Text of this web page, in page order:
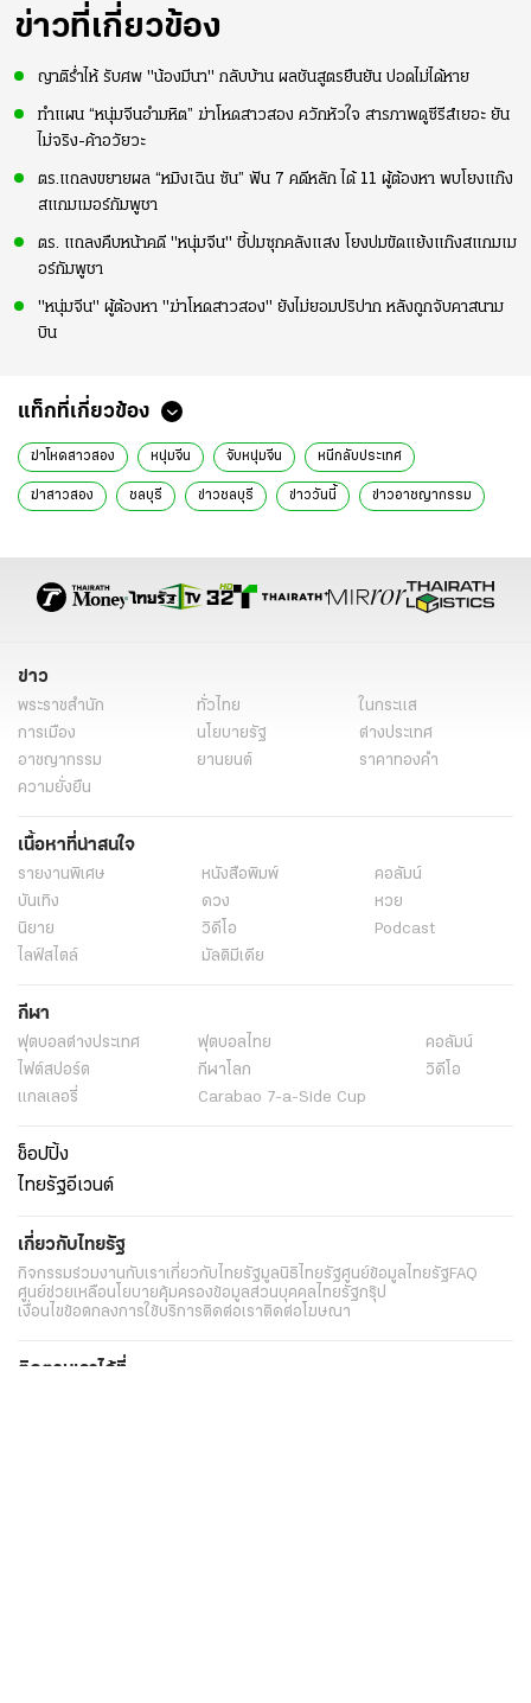
ข่าวที่เกี่ยวข้อง
ญาติร่ำไห้ รับศพ "น้องมีนา" กลับบ้าน ผลชันสูตรยืนยัน ปอดไม่ได้หาย
ทำแผน “หนุ่มจีนอำมหิต” ฆ่าโหดสาวสอง ควักหัวใจ สารภาพดูซีรีส์เยอะ ยัน
ไม่จริง-ค้าอวัยวะ
ตร.แถลงขยายผล “หมิงเฉิน ซัน” ฟัน 7 คดีหลัก ได้ 11 ผู้ต้องหา พบโยงแก๊ง
สแกมเมอร์กัมพูชา
ตร. แถลงคืบหน้าคดี "หนุ่มจีน" ชี้ปมซุกคลังแสง โยงปมขัดแย้งแก๊งสแกมเม
อร์กัมพูชา
"หนุ่มจีน" ผู้ต้องหา "ฆ่าโหดสาวสอง" ยังไม่ยอมปริปาก หลังถูกจับคาสนาม
บิน
แท็กที่เกี่ยวข้อง
ฆ่าโหดสาวสอง หนุ่มจีน จับหนุ่มจีน หนีกลับประเทศ
ฆ่าสาวสอง ชลบุรี ข่าวชลบุรี ข่าววันนี้ ข่าวอาชญากรรม
ข่าว
พระราชสำนัก ทั่วไทย
ในกระแส
การเมือง
นโยบายรัฐ
ต่างประเทศ
อาชญากรรม
ยานยนต์
ราคาทองคำ
ความยั่งยืน
เนื้อหาที่น่าสนใจ
รายงานพิเศษ หนังสือพิมพ์
คอลัมน์
บันเทิง
ดวง
หวย
นิยาย
วิดีโอ
Podcast
ไลฟ์สไตล์
มัลติมีเดีย
กีฬา
ฟุตบอลต่่างประเทศ ฟุตบอลไทย
คอลัมน์
ไฟต์สปอร์ต
กีฬาโลก
วิดีโอ
แกลเลอรี่
Carabao 7-a-Side Cup
ช็อปปิ้ง
ไทยรัฐอีเวนต์
เกี่ยวกับไทยรัฐ
กิจกรรมร่วมงานกับเราเกี่ยวกับไทยรัฐมูลนิธิไทยรัฐศูนย์ข้อมูลไทยรัฐFAQ
ศูนย์ช่วยเหลือนโยบายคุ้มครองข้อมูลส่วนบุคคลไทยรัฐกรุ๊ป
เงื่อนไขข้อตกลงการใช้บริการติดต่อเราติดต่อโฆษณา
ติดตามเราได้ที่